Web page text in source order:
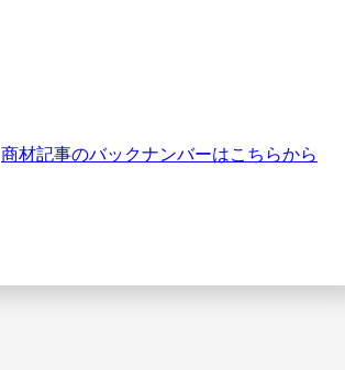
商材記事のバックナンバーはこちらから